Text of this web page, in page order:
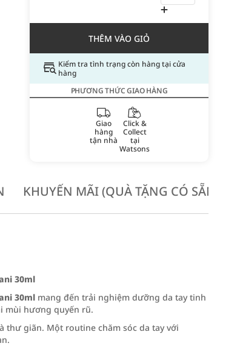
THÊM VÀO GIỎ
Kiểm tra tình trạng còn hàng tại cửa
hàng
PHƯƠNG THỨC GIAO HÀNG
Giao
hàng
tận nhà
Click &
Collect
tại
Watsons
KHUYẾN MÃI (QUÀ TẶNG CÓ SẴN
30ml
30ml mang đến trải nghiệm dưỡng da tay tinh
mùi hương quyến rũ.
thư giãn. Một routine chăm sóc da tay với